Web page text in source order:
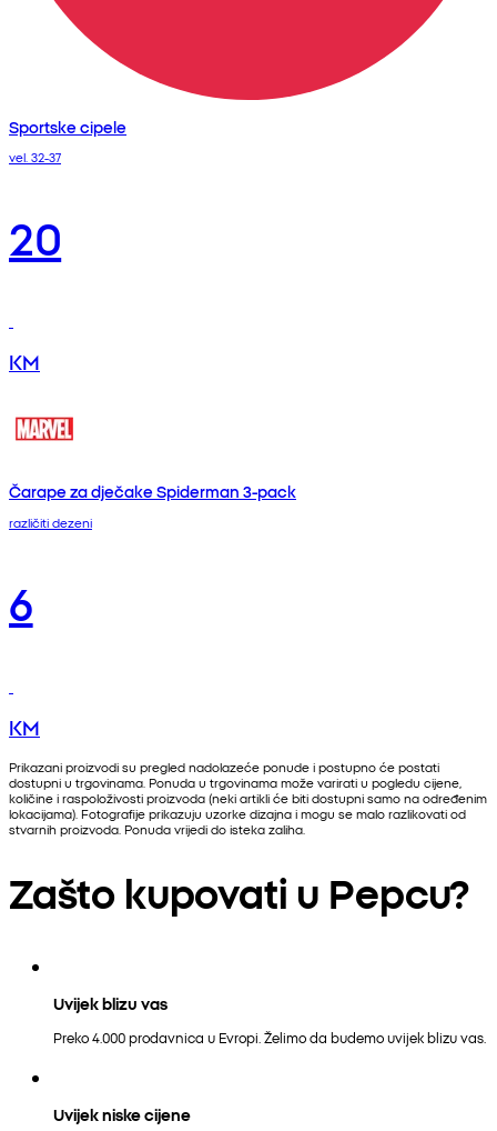
Sportske cipele
vel. 32-37
20
KM
Čarape za dječake Spiderman 3-pack
različiti dezeni
6
KM
Prikazani proizvodi su pregled nadolazeće ponude i postupno će postati
dostupni u trgovinama. Ponuda u trgovinama može varirati u pogledu cijene,
količine i raspoloživosti proizvoda (neki artikli će biti dostupni samo na određenim
lokacijama). Fotografije prikazuju uzorke dizajna i mogu se malo razlikovati od
stvarnih proizvoda. Ponuda vrijedi do isteka zaliha.
Zašto kupovati u Pepcu?
Uvijek blizu vas
Preko 4.000 prodavnica u Evropi. Želimo da budemo uvijek blizu vas.
Uvijek niske cijene